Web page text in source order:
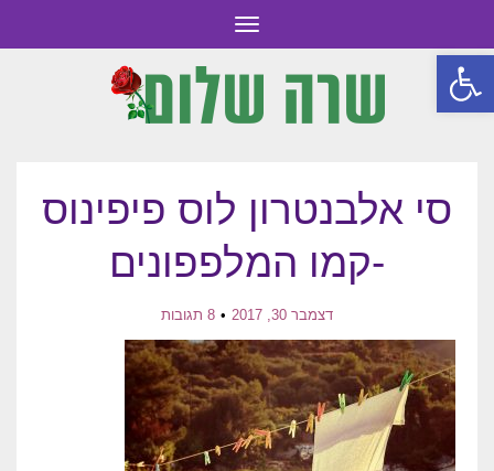
פתח סרגל נגישות
תפריט
סי אלבנטרון לוס פיפינוס
-קמו המלפפונים
דצמבר 30, 2017 8 תגובות